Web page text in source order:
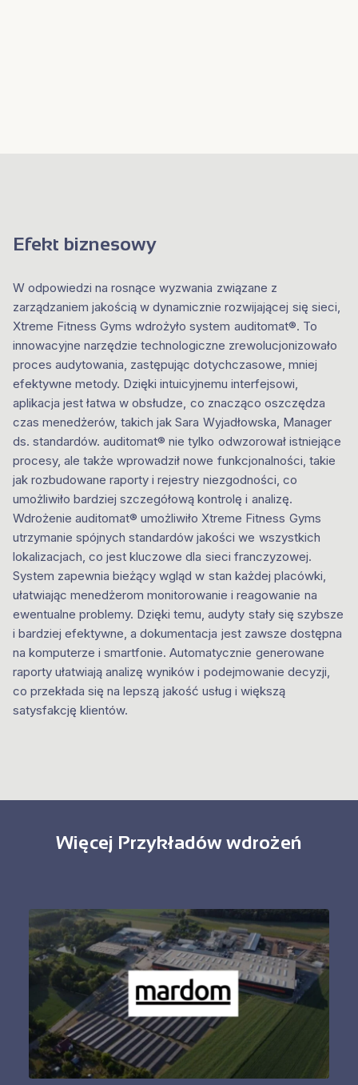
Efekt biznesowy
W odpowiedzi na rosnące wyzwania związane z
zarządzaniem jakością w dynamicznie rozwijającej się sieci,
Xtreme Fitness Gyms wdrożyło system auditomat®. To
innowacyjne narzędzie technologiczne zrewolucjonizowało
proces audytowania, zastępując dotychczasowe, mniej
efektywne metody. Dzięki intuicyjnemu interfejsowi,
aplikacja jest łatwa w obsłudze, co znacząco oszczędza
czas menedżerów, takich jak Sara Wyjadłowska, Manager
ds. standardów. auditomat® nie tylko odwzorował istniejące
procesy, ale także wprowadził nowe funkcjonalności, takie
jak rozbudowane raporty i rejestry niezgodności, co
umożliwiło bardziej szczegółową kontrolę i analizę.
Wdrożenie auditomat® umożliwiło Xtreme Fitness Gyms
utrzymanie spójnych standardów jakości we wszystkich
lokalizacjach, co jest kluczowe dla sieci franczyzowej.
System zapewnia bieżący wgląd w stan każdej placówki,
ułatwiając menedżerom monitorowanie i reagowanie na
ewentualne problemy. Dzięki temu, audyty stały się szybsze
i bardziej efektywne, a dokumentacja jest zawsze dostępna
na komputerze i smartfonie. Automatycznie generowane
raporty ułatwiają analizę wyników i podejmowanie decyzji,
co przekłada się na lepszą jakość usług i większą
satysfakcję klientów.
Więcej Przykładów wdrożeń